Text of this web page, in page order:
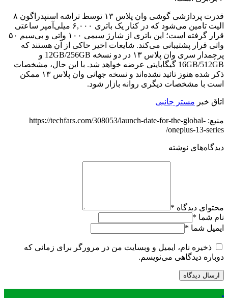
قدرت پردازشی گوشی وان پلاس ۱۳ توسط تراشه اسنپدراگون ۸
الیت تامین می‌شود که در کنار یک باتری ۶,۰۰۰ میلی‌آمپر ساعتی
قرار گرفته است؛ این باتری از شارژ سیمی ۱۰۰ واتی و بی‌سیم ۵۰
واتی قرار پشتیبانی می‌کند. شایعات اخیر حاکی از آن هستند که
پرچمدار سری وان پلاس ۱۳ در دو نسخه 12GB/256GB و
16GB/512GB گیگابایتی عرضه خواهد شد. با این حال، مشخصات
ذکر شده هنوز تائید نشده‌اند و نسخه جهانی وان پلاس ۱۳ ممکن
است با مشخصات دیگری روانه بازار شود.
اتاق خبر مستر جانبی
منبع: https://techfars.com/308053/launch-date-for-the-global-
oneplus-13-series/
دیدگاه‌های نوشته
محتوای دیدگاه *
نام شما *
ایمیل شما *
ذخیره نام، ایمیل و وبسایت من در مرورگر برای زمانی که
دوباره دیدگاهی می‌نویسم.
.